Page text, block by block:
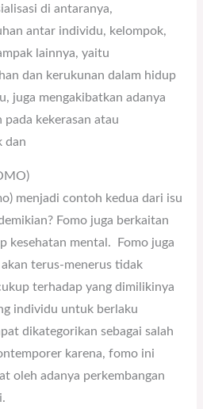
di antaranya,
antar individu, kelompok,
lainnya, yaitu
dan kerukunan dalam hidup
juga mengakibatkan adanya
kekerasan atau
dan
menjadi contoh kedua dari isu
Fomo juga berkaitan
kesehatan mental. Fomo juga
terus-menerus tidak
terhadap yang dimilikinya
individu untuk berlaku
dikategorikan sebagai salah
karena, fomo ini
oleh adanya perkembangan